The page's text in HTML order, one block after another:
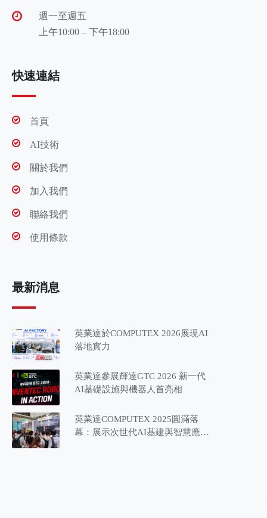
週一至週五
上午10:00 – 下午18:00
快速連結
首頁
AI技術
關於我們
加入我們
聯絡我們
使用條款
最新消息
英業達於COMPUTEX 2026展現AI
落地實力
英業達參展輝達GTC 2026 新一代
AI基礎設施與機器人首亮相
英業達COMPUTEX 2025圓滿落
幕：展示次世代AI基建與智慧應用